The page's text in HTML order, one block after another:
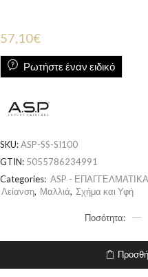
57,10€
Ρωτήστε έναν ειδικό
SKU:ASP-SS-SI100
GTIN: 5055786234991
Categories: ASP -
Λείανση, Μαλλιά, Σχήμα και Υφή